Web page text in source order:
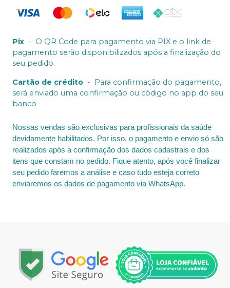
Pix - O QR Code para pagamento via PIX e o link de
pagamento serão disponibilizados após a finalização do
seu pedido.
Cartão de crédito -
Para confirmação do pagamento,
será enviado uma confirmação ou código no app do seu
banco
Nossas vendas são exclusivas para profissionais da saúde
devidamente habilitados. Por isso, o pagamento e envio só são
realizados após a confirmação dos dados cadastrais e dos
itens que constam no pedido. Fique atento, após você finalizar
seu pedido faremos a análise e caso tudo esteja correto
enviaremos os dados de pagamento via WhatsApp.